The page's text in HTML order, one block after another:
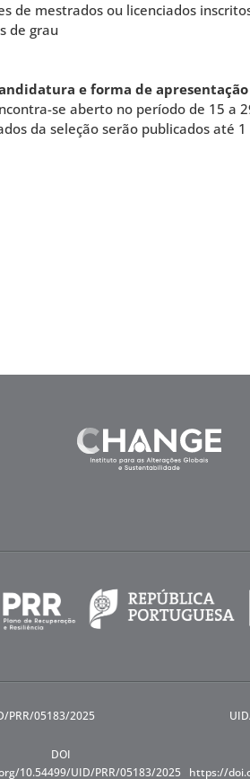
de mestrados ou licenciados
de grau
e forma de
se aberto no período de 15 a
da seleção serão publicados até
PRR/05183/2025
DOI
10.54499/UID/PRR/05183/2025
https://